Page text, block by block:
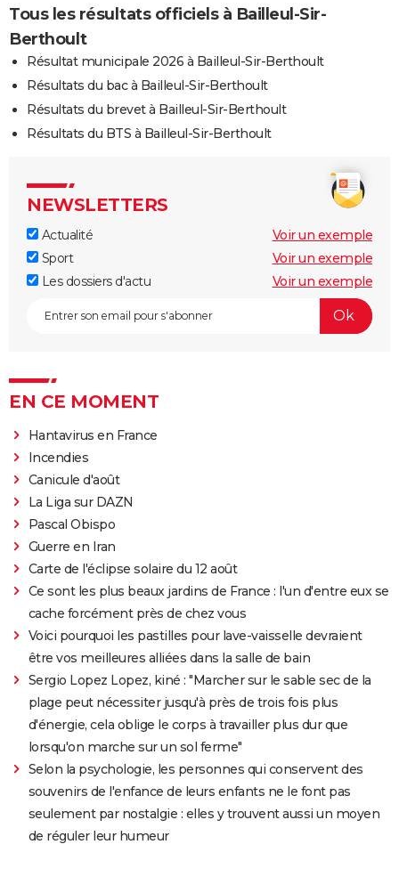
Tous les résultats officiels à Bailleul-Sir-
Berthoult
Résultat municipale 2026 à Bailleul-Sir-Berthoult
Résultats du bac à Bailleul-Sir-Berthoult
Résultats du brevet à Bailleul-Sir-Berthoult
Résultats du BTS à Bailleul-Sir-Berthoult
NEWSLETTERS
Actualité
Voir un exemple
Sport
Voir un exemple
Les dossiers d'actu
Voir un exemple
EN CE MOMENT
Hantavirus en France
Incendies
Canicule d'août
La Liga sur DAZN
Pascal Obispo
Guerre en Iran
Carte de l'éclipse solaire du 12 août
Ce sont les plus beaux jardins de France : l'un d'entre eux se
cache forcément près de chez vous
Voici pourquoi les pastilles pour lave-vaisselle devraient
être vos meilleures alliées dans la salle de bain
Sergio Lopez Lopez, kiné : "Marcher sur le sable sec de la
plage peut nécessiter jusqu'à près de trois fois plus
d'énergie, cela oblige le corps à travailler plus dur que
lorsqu'on marche sur un sol ferme"
Selon la psychologie, les personnes qui conservent des
souvenirs de l'enfance de leurs enfants ne le font pas
seulement par nostalgie : elles y trouvent aussi un moyen
de réguler leur humeur